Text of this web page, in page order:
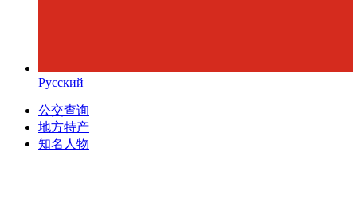
Русский
公交查询
地方特产
知名人物